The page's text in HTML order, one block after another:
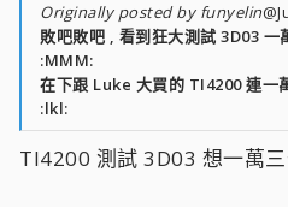
Originally posted by funyelin
敗吧敗吧 , 看到狂大測試 3D03 一
:MMM:
在下跟 Luke 大買的 TI4200 連一
:lkl:
TI4200 測試 3D03 想一萬三